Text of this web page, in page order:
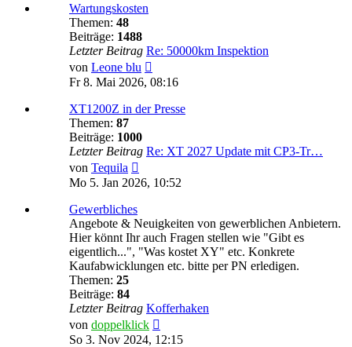
Wartungskosten
Themen: 48
Beiträge: 1488
Letzter Beitrag Re: 50000km Inspektion
von Leone blu
Beitrag
Fr 8. Mai 2026, 08:16
XT1200Z in der Presse
Themen: 87
Beiträge: 1000
Letzter Beitrag Re: XT 2027 Update mit CP3-Tr…
von Tequila
Beitrag
Mo 5. Jan 2026, 10:52
Gewerbliches
Angebote & Neuigkeiten von gewerblichen Anbietern.
Hier könnt Ihr auch Fragen stellen wie "Gibt es
eigentlich...", "Was kostet XY" etc. Konkrete
Kaufabwicklungen etc. bitte per PN erledigen.
Themen: 25
Beiträge: 84
Letzter Beitrag Kofferhaken
von doppelklick
Beitrag
So 3. Nov 2024, 12:15